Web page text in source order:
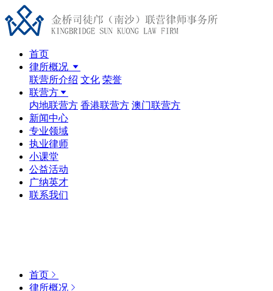
首页
律所概况
联营所介绍 文化 荣誉
联营方
内地联营方 香港联营方 澳门联营方
新闻中心
专业领域
执业律师
小课堂
公益活动
广纳英才
联系我们
首页
律所概况